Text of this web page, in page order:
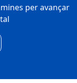
per avançar